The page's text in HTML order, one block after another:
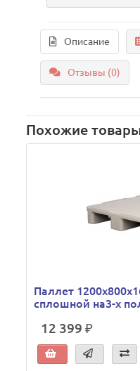
Описание
Отзывы (0)
Похожие
Паллет
cплошной на3-х
12 399 ₽